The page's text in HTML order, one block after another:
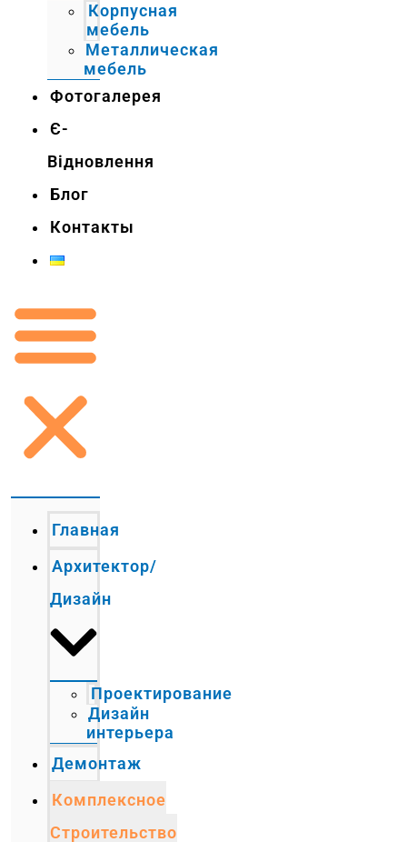
Корпусная
мебель
Металлическая
мебель
Фотогалерея
Є-
Відновлення
Блог
Контакты
Главная
Архитектор/
Дизайн
Проектирование
Дизайн
интерьера
Демонтаж
Комплексное
Строительство